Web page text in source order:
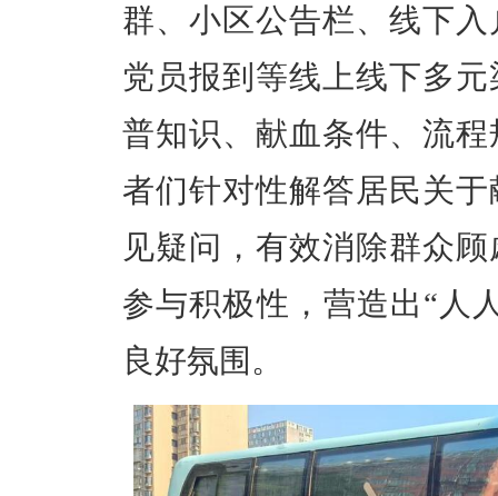
群、小区公告栏、线下
党员报到等线上线下多
普知识、献血条件、流
者们针对性解答居民关
见疑问，有效消除群众
参与积极性，营造出“人
良好氛围。